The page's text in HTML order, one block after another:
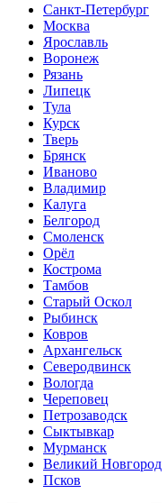
Санкт-Петербург
Москва
Ярославль
Воронеж
Рязань
Липецк
Тула
Курск
Тверь
Брянск
Иваново
Владимир
Калуга
Белгород
Смоленск
Орёл
Кострома
Тамбов
Старый Оскол
Рыбинск
Ковров
Архангельск
Северодвинск
Вологда
Череповец
Петрозаводск
Сыктывкар
Мурманск
Великий Новгород
Псков